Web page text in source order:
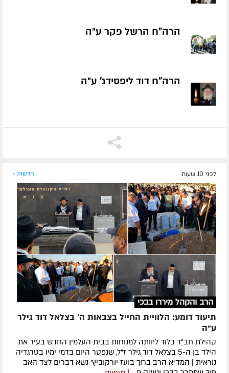
הרה"ח הרשל פקר ע״ה
הרה"ח דוד ליפסידג' ע״ה
לפני 10 שעות חדשות »
הרב והקהל מיררו בבכי
תיעוד דומע: הלוויית החייל בצבאות ה' בצלאל דוד גילר
ע"ה
קהילת חב"ד בלוד ליוותה למנוחות בבית העלמין החדש בעיר את
הילד בן ה-5 בצלאל דוד גילר ז"ל, שנפטר היום בדמי ימיו בטרגדיה
נוראית | המד"א הרב ברוך בועז יורקוביץ' נשא דברים לצד האב